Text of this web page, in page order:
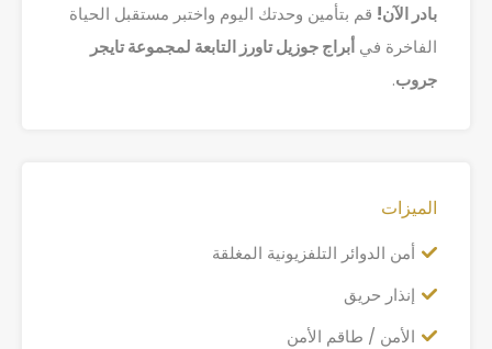
بادر الآن! قم بتأمين وحدتك اليوم واختبر مستقبل الحياة
الفاخرة في أبراج جوزيل تاورز التابعة لمجموعة تايجر
جروب.
الميزات
أمن الدوائر التلفزيونية المغلقة
إنذار حريق
الأمن / طاقم الأمن